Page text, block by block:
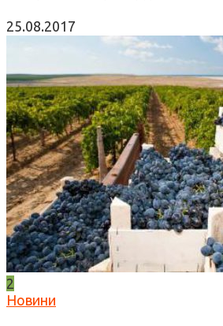
25.08.2017
2
Новини